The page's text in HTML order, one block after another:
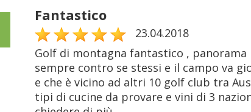
Fantastico
23.04.2018
Golf di montagna fantastico ,
sempre contro se stessi e il campo va
e che è vicino ad altri 10 golf club tra
tipi di cucine da provare e vini di 3